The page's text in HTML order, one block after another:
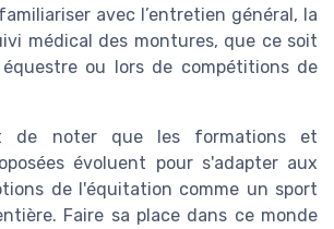
avec l’entretien général, la
médical des montures, que ce soit
ou lors de compétitions de
de noter que les formations et
évoluent pour s'adapter aux
de l'équitation comme un sport
Faire sa place dans ce monde